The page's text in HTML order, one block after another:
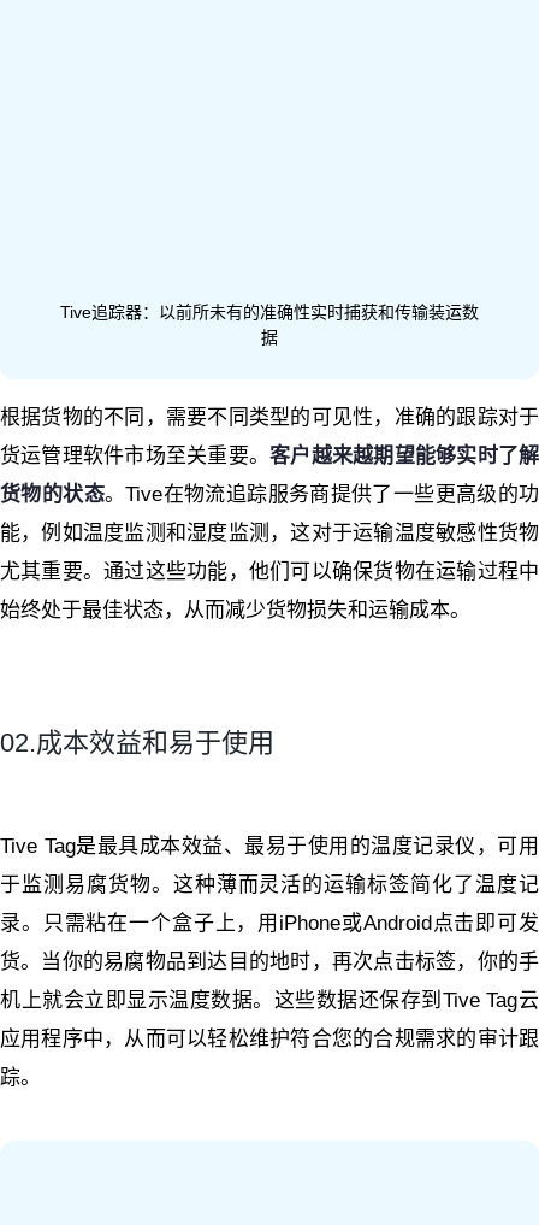
Tive追踪器：以前所未有的准确性实时捕获和传输装运数
据
根据货物的不同，需要不同类型的可见性，准确的跟踪对于
货运管理软件市场至关重要。客户越来越期望能够实时了解
货物的状态。Tive在物流追踪服务商提供了一些更高级的功
能，例如温度监测和湿度监测，这对于运输温度敏感性货物
尤其重要。通过这些功能，他们可以确保货物在运输过程中
始终处于最佳状态，从而减少货物损失和运输成本。
02.成本效益和易于使用
Tive Tag是最具成本效益、最易于使用的温度记录仪，可用
于监测易腐货物。这种薄而灵活的运输标签简化了温度记
录。只需粘在一个盒子上，用iPhone或Android点击即可发
货。当你的易腐物品到达目的地时，再次点击标签，你的手
机上就会立即显示温度数据。这些数据还保存到Tive Tag云
应用程序中，从而可以轻松维护符合您的合规需求的审计跟
踪。